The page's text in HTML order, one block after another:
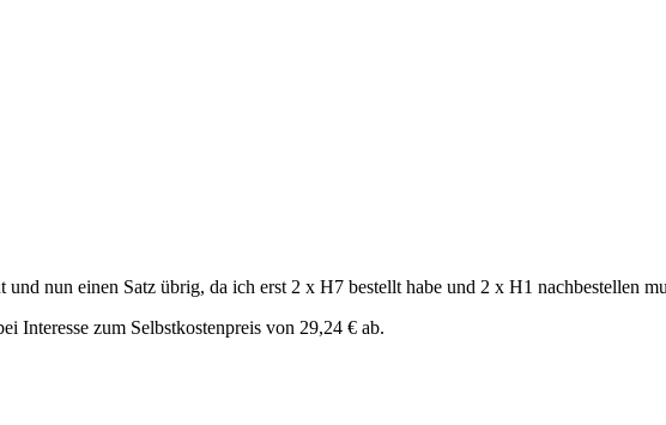
nun einen Satz übrig, da ich erst 2 x H7 bestellt habe und 2 x H1 nachbestellen
Interesse zum Selbstkostenpreis von 29,24 € ab.